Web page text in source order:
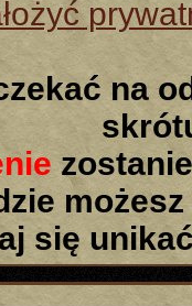
na
się